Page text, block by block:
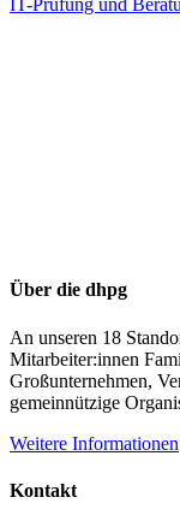
IT-Prüfung und
Über die dhpg
An unseren 18
Mitarbeiter:innen
Großunternehmen,
gemeinnützige
Weitere Informationen
Kontakt